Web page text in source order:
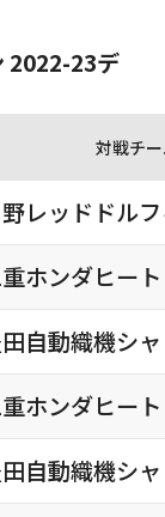
2022-23デ
対戦チ
レッドドル
ホンダヒート
自動織機シ
ホンダヒート
自動織機シ